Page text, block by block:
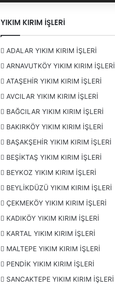
YIKIM KIRIM İŞLERİ
ADALAR YIKIM KIRIM İŞLERİ
ARNAVUTKÖY YIKIM KIRIM İŞLERİ
ATAŞEHİR YIKIM KIRIM İŞLERİ
AVCILAR YIKIM KIRIM İŞLERİ
BAĞCILAR YIKIM KIRIM İŞLERİ
BAKIRKÖY YIKIM KIRIM İŞLERİ
BAŞAKŞEHİR YIKIM KIRIM İŞLERİ
BEŞİKTAŞ YIKIM KIRIM İŞLERİ
BEYKOZ YIKIM KIRIM İŞLERİ
BEYLİKDÜZÜ YIKIM KIRIM İŞLERİ
ÇEKMEKÖY YIKIM KIRIM İŞLERİ
KADIKÖY YIKIM KIRIM İŞLERİ
KARTAL YIKIM KIRIM İŞLERİ
MALTEPE YIKIM KIRIM İŞLERİ
PENDİK YIKIM KIRIM İŞLERİ
SANCAKTEPE YIKIM KIRIM İŞLERİ